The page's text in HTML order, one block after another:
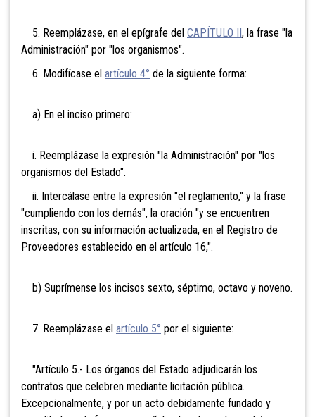
5. Reemplázase, en el epígrafe del CAPÍTULO II, la frase "la
Administración" por "los organismos".
6. Modifícase el artículo 4° de la siguiente forma:
a) En el inciso primero:
i. Reemplázase la expresión "la Administración" por "los
organismos del Estado".
ii. Intercálase entre la expresión "el reglamento," y la frase
"cumpliendo con los demás", la oración "y se encuentren
inscritas, con su información actualizada, en el Registro de
Proveedores establecido en el artículo 16,".
b) Suprímense los incisos sexto, séptimo, octavo y noveno.
7. Reemplázase el artículo 5° por el siguiente:
"Artículo 5.- Los órganos del Estado adjudicarán los
contratos que celebren mediante licitación pública.
Excepcionalmente, y por un acto debidamente fundado y